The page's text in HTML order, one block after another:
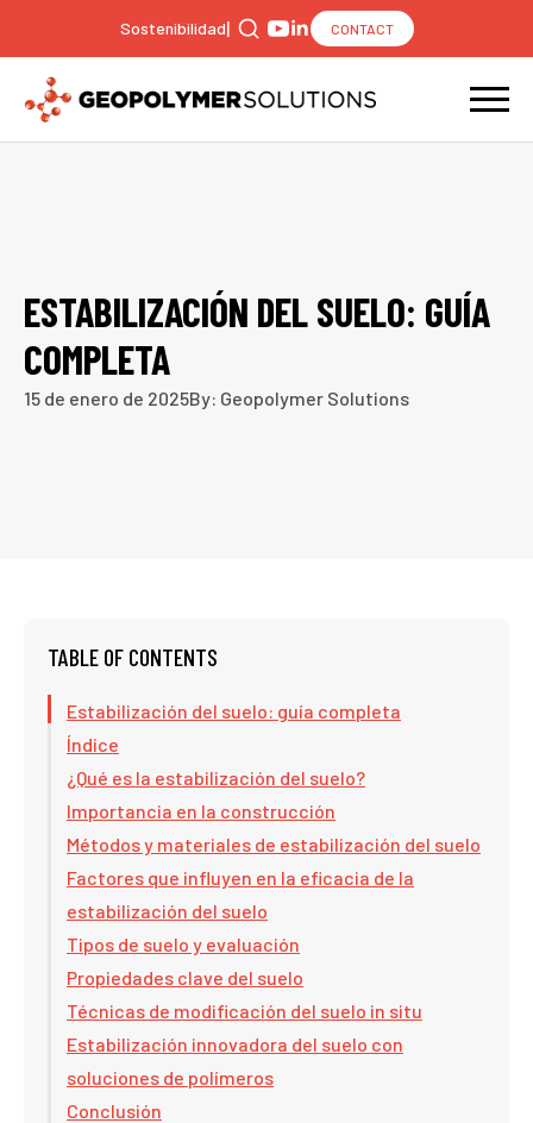
Sostenibilidad|
Search
for:
CONTACT
ESTABILIZACIÓN DEL SUELO: GUÍA
COMPLETA
15 de enero de 2025By: Geopolymer Solutions
TABLE OF CONTENTS
Estabilización del suelo: guía completa
Índice
¿Qué es la estabilización del suelo?
Importancia en la construcción
Métodos y materiales de estabilización del suelo
Factores que influyen en la eficacia de la
estabilización del suelo
Tipos de suelo y evaluación
Propiedades clave del suelo
Técnicas de modificación del suelo in situ
Estabilización innovadora del suelo con
soluciones de polímeros
Conclusión